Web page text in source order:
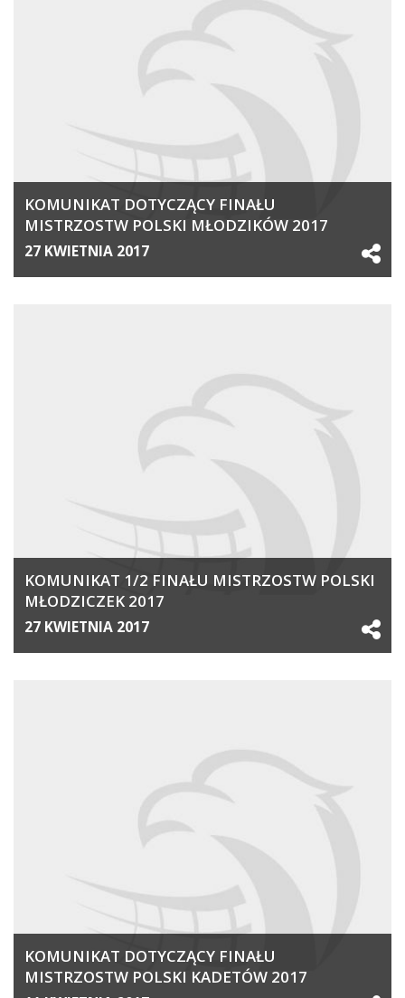
KOMUNIKAT DOTYCZĄCY FINAŁU
MISTRZOSTW POLSKI MŁODZIKÓW 2017
27 KWIETNIA 2017
KOMUNIKAT 1/2 FINAŁU MISTRZOSTW POLSKI
MŁODZICZEK 2017
27 KWIETNIA 2017
KOMUNIKAT DOTYCZĄCY FINAŁU
MISTRZOSTW POLSKI KADETÓW 2017